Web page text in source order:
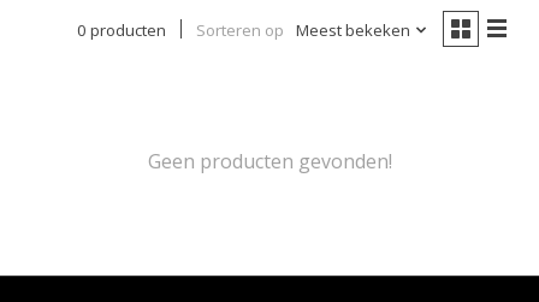
0 producten Sorteren op Meest bekeken
Geen producten gevonden!